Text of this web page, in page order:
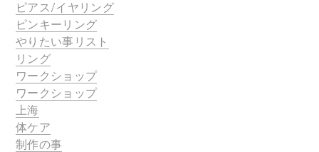
ピアス/イヤリング
ピンキーリング
やりたい事リスト
リング
ワークショップ
ワークショップ
上海
体ケア
制作の事